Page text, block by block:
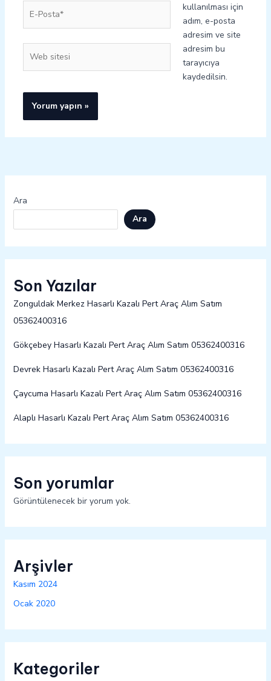
Posta*
sitesi
kullanılması için
adım, e-posta
adresim ve site
adresim bu
tarayıcıya
kaydedilsin.
Ara
Ara
Son Yazılar
Zonguldak Merkez Hasarlı Kazalı Pert Araç Alım Satım
05362400316
Gökçebey Hasarlı Kazalı Pert Araç Alım Satım 05362400316
Devrek Hasarlı Kazalı Pert Araç Alım Satım 05362400316
Çaycuma Hasarlı Kazalı Pert Araç Alım Satım 05362400316
Alaplı Hasarlı Kazalı Pert Araç Alım Satım 05362400316
Son yorumlar
Görüntülenecek bir yorum yok.
Arşivler
Kasım 2024
Ocak 2020
Kategoriler